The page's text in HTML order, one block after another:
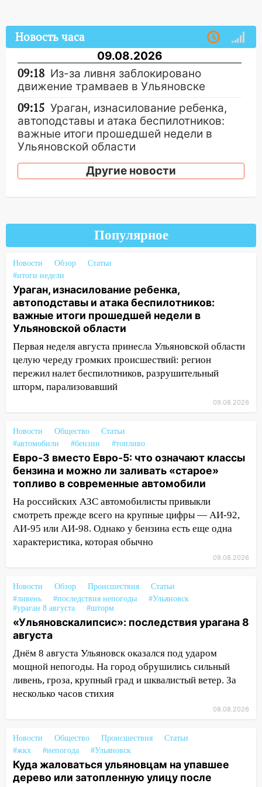
Новость часа
09.08.2026
09:18 Из-за ливня заблокировано
движение трамваев в Ульяновске
09:15 Ураган, изнасилование ребенка,
автоподставы и атака беспилотников:
важные итоги прошедшей недели в
Ульяновской области
08:20
В Ульяновске восстановили
трамвайную и троллейбусную
пропал 67-летний мужчина
08:11 На Ульяновск снова надвигается
непогода
07:30
Евро-3 вместо Евро-5: что
означают классы бензина и можно ли
заливать «старое» топливо в
современные автомобили
06:30 Какая погода будет в Ульяновской
области днем 9 августа
05:05 День, когда всё может
измениться: гороскоп на 9 августа —
три знака получат шанс, который нельзя
08.08.2026
20:10
Во время урагана в Ульяновске на
Волге перевернулась лодка
19:55 В Ульяновске упавшее дерево
заблокировало в машине двух женщин
17:15
В Ульяновской области
ремонтируют девять мостов: один уже
готов, ещё два — почти завершены
урагана 8 августа
16:38 Прогноз погоды в Ульяновской
области на 9 августа
16:34 Из-за мощной непогоды в
Ульяновске отменили фестиваль «Наше
время»
16:17 Мелекесский район первым в
Ульяновской области намолотил более
15:17
В колледжи и техникумы
Ульяновской области подали более 10
тысяч заявлений
15:04 Фоторепортаж с улиц Ульяновска
Другие новости
Популярное
Новости Обзор
Статьи
#итоги недели
Ураган, изнасилование ребенка,
автоподставы и атака беспилотников:
важные итоги прошедшей недели в
Ульяновской области
Первая неделя августа принесла Ульяновской области
целую череду громких происшествий: регион
пережил налет беспилотников, разрушительный
шторм, парализовавший
09.08.2026
Новости Общество
Статьи
#автомобили
#бензин #топливо
Евро-3 вместо Евро-5: что означают классы
бензина и можно ли заливать «старое»
топливо в современные автомобили
На российских АЗС автомобилисты привыкли
смотреть прежде всего на крупные цифры — АИ-92,
АИ-95 или АИ-98. Однако у бензина есть еще одна
характеристика, которая обычно
09.08.2026
Новости Обзор Происшествия
Статьи
#ливень
#последствия непогоды
#Ульяновск
#ураган 8 августа
#шторм
«Ульяновскалипсис»: последствия урагана 8
августа
Днём 8 августа Ульяновск оказался под ударом
мощной непогоды. На город обрушились сильный
ливень, гроза, крупный град и шквалистый ветер. За
несколько часов стихия
08.08.2026
Новости Общество Происшествия
Статьи
#жкх
#непогода #Ульяновск
Куда жаловаться ульяновцам на упавшее
дерево или затопленную улицу после